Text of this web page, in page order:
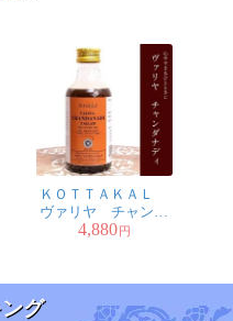
ＫＯＴＴＡＫＡＬ
ヴァリヤ チャンダ
ナディ タイラム
4,880円
グ